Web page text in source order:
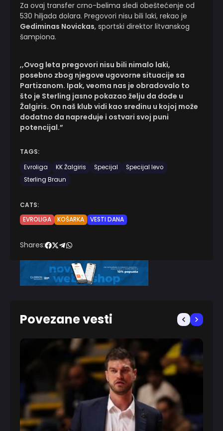
Za ovaj transfer crno-belima sledi obeštećenje od
530 hiljada dolara. Pregovori nisu bili laki, rekao je
Gediminas Novickas, sportski direktor litvanskog
šampiona.
,,Ovog leta pregovori nisu bili nimalo laki,
posebno zbog njegove ugovorne situacije sa
Partizanom. Ipak, veoma nas je obradovalo to
što je Sterling jasno pokazao želju da dođe u
Žalgiris. On naš klub vidi kao sredinu u kojoj može
dodatno da napreduje i ostvari svoj puni
potencijal.”
TAGS:
Evroliga
KK Žalgiris Specijal
Specijal levo
Sterling Braun
CATS:
EVROLIGA
KOŠARKA VESTI DANA
Shares:
Povezane vesti